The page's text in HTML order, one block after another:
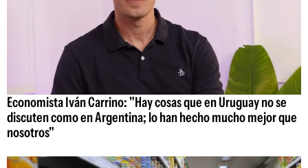
Economista Iván Carrino: "Hay cosas que en Uruguay no se
discuten como en Argentina; lo han hecho mucho mejor que
nosotros"